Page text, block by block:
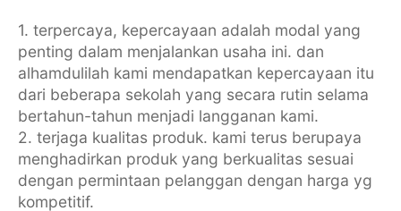
1. terpercaya, kepercayaan adalah modal yang
penting dalam menjalankan usaha ini. dan
alhamdulilah kami mendapatkan kepercayaan itu
dari beberapa sekolah yang secara rutin selama
bertahun-tahun menjadi langganan kami.
2. terjaga kualitas produk. kami terus berupaya
menghadirkan produk yang berkualitas sesuai
dengan permintaan pelanggan dengan harga yg
kompetitif.